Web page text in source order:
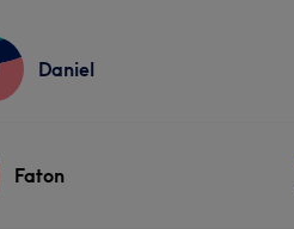
Daniel
Faton